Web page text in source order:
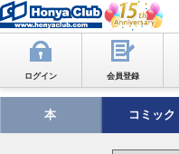
ログイン 会員登録
本 コミック